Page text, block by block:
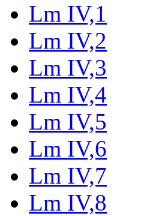
Lm IV,1
Lm IV,2
Lm IV,3
Lm IV,4
Lm IV,5
Lm IV,6
Lm IV,7
Lm IV,8